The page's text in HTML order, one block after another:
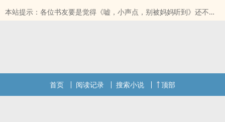
本站提示：各位书友要是觉得《嘘，小声点，别被妈妈听到》还不错
首页 阅读记录 搜索小说 顶部